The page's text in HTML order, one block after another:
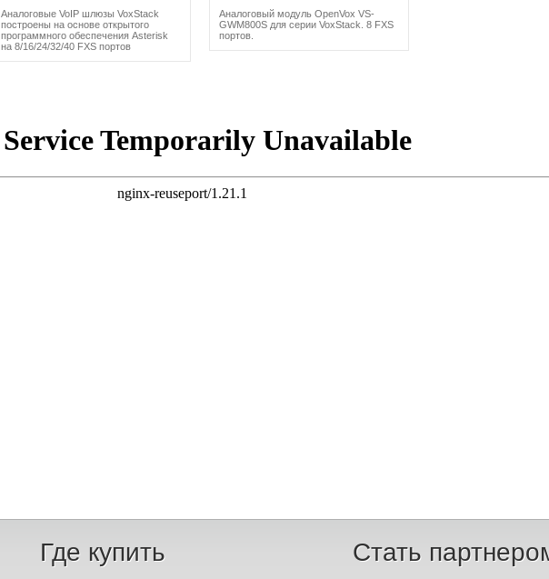
Аналоговые VoIP шлюзы VoxStack
построены на основе открытого
программного обеспечения Asterisk
на 8/16/24/32/40 FXS портов
Аналоговый модуль OpenVox VS-
GWM800S для серии VoxStack. 8 FXS
портов.
Где купить Стать